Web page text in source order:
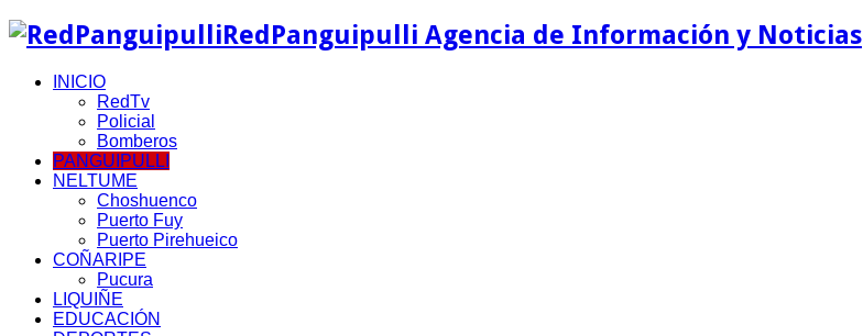
RedPanguipulli Agencia de Información y Noticias
INICIO
RedTv
Policial
Bomberos
PANGUIPULLI
NELTUME
Choshuenco
Puerto Fuy
Puerto Pirehueico
COÑARIPE
Pucura
LIQUIÑE
EDUCACIÓN